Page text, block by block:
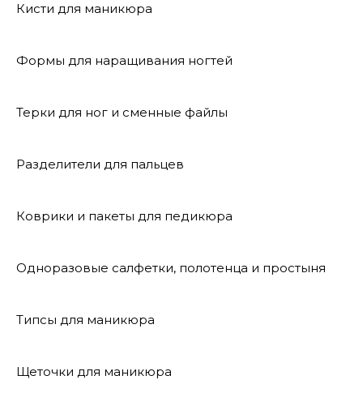
Кисти для маникюра
Формы для наращивания ногтей
Терки для ног и сменные файлы
Разделители для пальцев
Коврики и пакеты для педикюра
Одноразовые салфетки, полотенца и простыня
Типсы для маникюра
Щеточки для маникюра